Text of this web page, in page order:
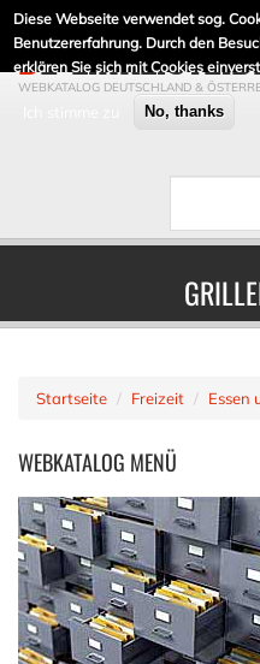
Diese Webseite verwendet sog.
Benutzererfahrung. Durch den
erklären Sie sich mit Cookies
No, thanks
DE-
WEBKATALOG DEUTSCHLAND &
Startseite Freizeit Essen
WEBKATALOG MENÜ